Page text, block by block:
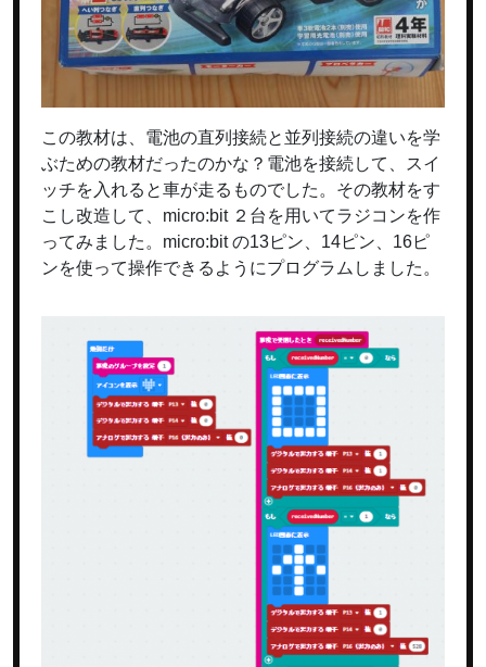
この教材は、電池の直列接続と並列接続の違いを学
ぶための教材だったのかな？電池を接続して、スイ
ッチを入れると車が走るものでした。その教材をす
こし改造して、micro:bit ２台を用いてラジコンを作
ってみました。micro:bit の13ピン、14ピン、16ピ
ンを使って操作できるようにプログラムしました。